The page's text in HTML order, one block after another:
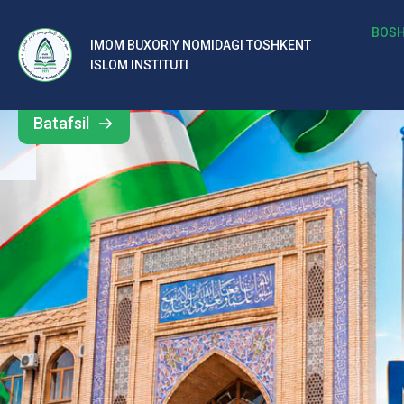
IMOM BUXORIY NOMIDAGI TOSHKENT
ISLOM INSTITUTI
b
al
ar
o‘
rt
a
si
d
Barcha
yangiliklar
Batafsil